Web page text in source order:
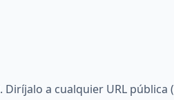
a cualquier URL